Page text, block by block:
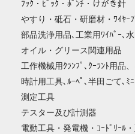
ﾌｯｸ・ﾋﾟｯｸ・ﾎﾟﾝﾁ・けがき針
やすり・砥石・研磨材・ﾜｲﾔｰﾌ
部品洗浄用品､工業用ﾜｲﾊﾟｰ､
オイル・グリース関連用品
工作機械用ｸﾗﾝﾌﾟ､ｸｰﾗﾝﾄ用品
時計用工具､ﾙｰﾍﾟ､半田ごて､ﾐ
測定工具
テスター及び計測器
電動工具・発電機・ｺｰﾄﾞﾘｰﾙ・